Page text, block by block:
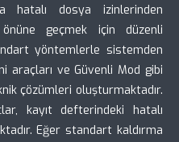
hatalı dosya izinlerinden
önüne geçmek için düzenli
yöntemlerle sistemden
araçları ve Güvenli Mod gibi
çözümleri oluşturmaktadır.
kayıt defterindeki hatalı
Eğer standart kaldırma